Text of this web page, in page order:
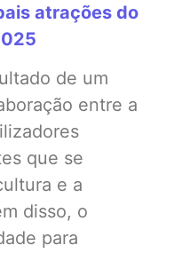
atrações do
de um
entre a
que se
e a
disso, o
para